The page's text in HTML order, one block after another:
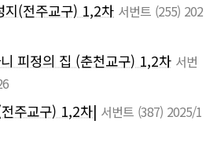
지(전주교구) 1,2차 서번트 (255) 202
피정의 집 (춘천교구) 1,2차 서번
주교구) 1,2차| 서번트 (387) 2025/1